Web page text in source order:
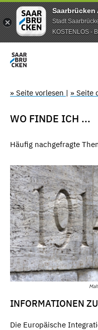
Saarbrücken
Stadt
KOSTENLOS -
» Seite vorlesen | » Seite
WO FINDE ICH ...
Häufig nachgefragte
INFORMATIONEN
Die Europäische